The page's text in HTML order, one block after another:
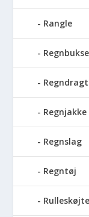
Rangle
Regndragt
Regnjakke
Regnslag
Regntøj